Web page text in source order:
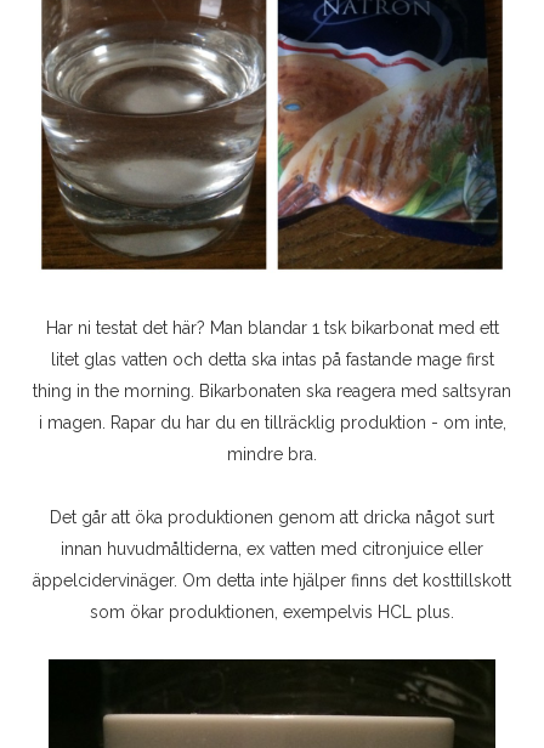
Har ni testat det här? Man blandar 1 tsk bikarbonat med ett
litet glas vatten och detta ska intas på fastande mage first
thing in the morning. Bikarbonaten ska reagera med saltsyran
i magen. Rapar du har du en tillräcklig produktion - om inte,
mindre bra.
Det går att öka produktionen genom att dricka något surt
innan huvudmåltiderna, ex vatten med citronjuice eller
äppelcidervinäger. Om detta inte hjälper finns det kosttillskott
som ökar produktionen, exempelvis HCL plus.